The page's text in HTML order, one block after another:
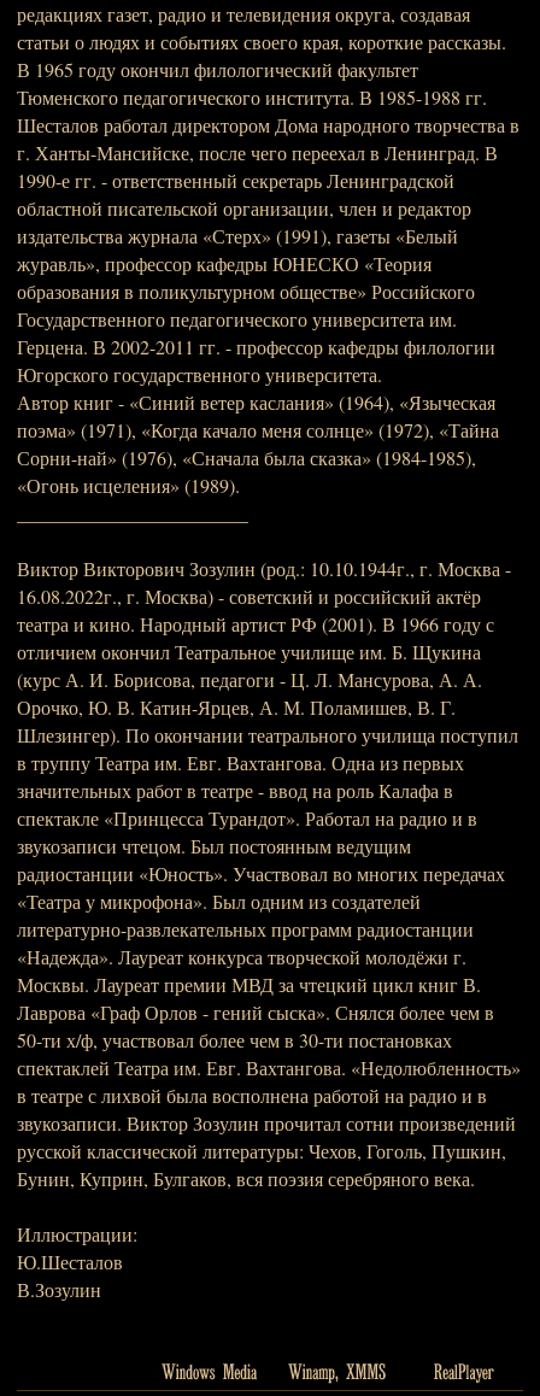
редакциях газет, радио и телевидения округа, создавая
статьи о людях и событиях своего края, короткие рассказы.
В 1965 году окончил филологический факультет
Тюменского педагогического института. В 1985-1988 гг.
Шесталов работал директором Дома народного творчества в
г. Ханты-Мансийске, после чего переехал в Ленинград. В
1990-е гг. - ответственный секретарь Ленинградской
областной писательской организации, член и редактор
издательства журнала «Стерх» (1991), газеты «Белый
журавль», профессор кафедры ЮНЕСКО «Теория
образования в поликультурном обществе» Российского
Государственного педагогического университета им.
Герцена. В 2002-2011 гг. - профессор кафедры филологии
Югорского государственного университета.
Автор книг - «Синий ветер каслания» (1964), «Языческая
поэма» (1971), «Когда качало меня солнце» (1972), «Тайна
Сорни-най» (1976), «Сначала была сказка» (1984-1985),
«Огонь исцеления» (1989).
Виктор Викторович Зозулин (род.: 10.10.1944г., г. Москва -
16.08.2022г., г. Москва) - советский и российский актёр
театра и кино. Народный артист РФ (2001). В 1966 году с
отличием окончил Театральное училище им. Б. Щукина
(курс А. И. Борисова, педагоги - Ц. Л. Мансурова, А. А.
Орочко, Ю. В. Катин-Ярцев, А. М. Поламишев, В. Г.
Шлезингер). По окончании театрального училища поступил
в труппу Театра им. Евг. Вахтангова. Одна из первых
значительных работ в театре - ввод на роль Калафа в
спектакле «Принцесса Турандот». Работал на радио и в
звукозаписи чтецом. Был постоянным ведущим
радиостанции «Юность». Участвовал во многих передачах
«Театра у микрофона». Был одним из создателей
литературно-развлекательных программ радиостанции
«Надежда». Лауреат конкурса творческой молодёжи г.
Москвы. Лауреат премии МВД за чтецкий цикл книг В.
Лаврова «Граф Орлов - гений сыска». Снялся более чем в
50-ти х/ф, участвовал более чем в 30-ти постановках
спектаклей Театра им. Евг. Вахтангова. «Недолюбленность»
в театре с лихвой была восполнена работой на радио и в
звукозаписи. Виктор Зозулин прочитал сотни произведений
русской классической литературы: Чехов, Гоголь, Пушкин,
Бунин, Куприн, Булгаков, вся поэзия серебряного века.
Иллюстрации:
Ю.Шесталов
В.Зозулин